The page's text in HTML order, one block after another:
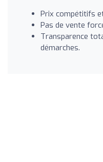
Prix compétitifs
Pas de vente
Transparence
démarches.